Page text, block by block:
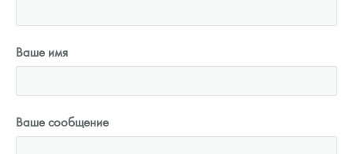
Ваше имя
Ваше сообщение